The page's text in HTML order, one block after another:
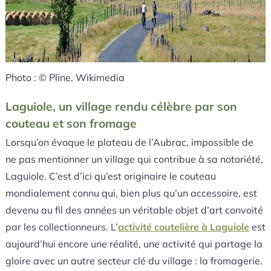
Photo : © Pline, Wikimedia
Laguiole, un village rendu célèbre par son
couteau et son fromage
Lorsqu’on évoque le plateau de l’Aubrac, impossible de
ne pas mentionner un village qui contribue à sa notoriété,
Laguiole. C’est d’ici qu’est originaire le couteau
mondialement connu qui, bien plus qu’un accessoire, est
devenu au fil des années un véritable objet d’art convoité
par les collectionneurs. L’activité coutelière à Laguiole est
aujourd’hui encore une réalité, une activité qui partage la
gloire avec un autre secteur clé du village : la fromagerie.